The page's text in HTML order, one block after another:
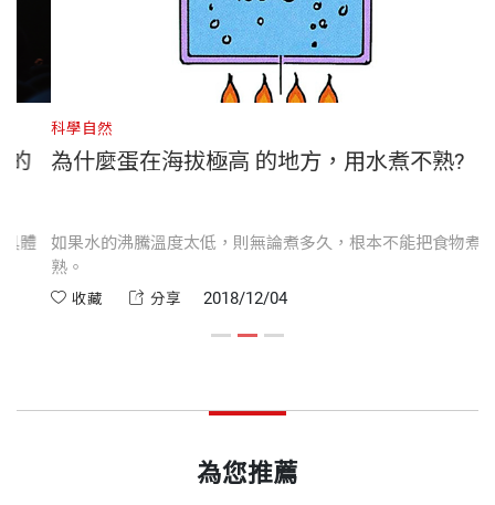
19.2 浮力
19.3 阿基米德原理
19.4 它是沈，還是浮？
第20章 氣體
1982年，休伊特獲得美國物理教師學會頒發的密立根
講座獎。獲獎原因是由於他在物理教學專業上的投
入，發展出許多有趣而令人激賞的教學示範，以及闡
釋觀念的方式，讓很多原本不可能喜愛物理的學生，
休伊特認為：教學不僅僅是工作，也不僅僅是專業，
它澆熄；但老師同樣也有能力去激發學生，讓他們發
揮出最大的潛能。休伊特相信：學物理應該是很有趣
的，雖然也許要相當用功，但一定是有趣的事。《觀
平裝
開本 20.5×20.5cm
科學自然
為什麼蛋在海拔極高 的地方，用水煮不熟?
如果水的沸騰溫度太低，則無論煮多久，根本不能把食物煮
熟。
收藏 分享 2018/12/04
為您推薦